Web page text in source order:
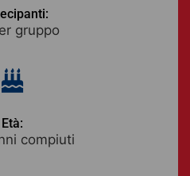
gruppo
Età:
compiuti